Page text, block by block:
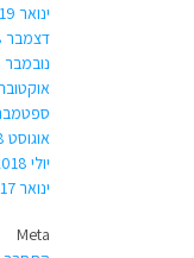
ינואר 2019
דצמבר 2018
נובמבר 2018
אוקטובר
ספטמבר
אוגוסט 2018
יולי 2018
ינואר 2017
Meta